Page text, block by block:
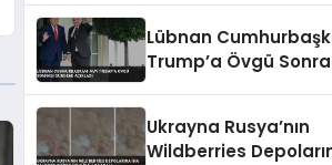
Lübnan
Trump’a Övgü
Ukrayna Rusya’nın
Wildberries